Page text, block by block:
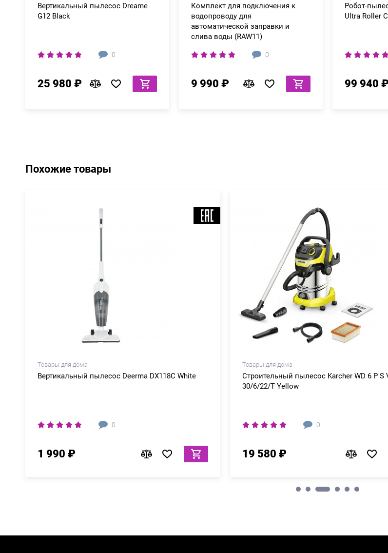
Вертикальный пылесос Dreame
G12 Black
0
25 980 ₽
Комплект для подключения к
водопроводу для
автоматической заправки и
слива воды (RAW11)
0
9 990 ₽
Робот-
Ultra Roller
99 940 ₽
Похожие товары
Товары для дома
Вертикальный пылесос Deerma DX118C White
0
1 990 ₽
Товары для дома
Строительный пылесос Karcher WD 6 P S
30/6/22/T Yellow
0
19 580 ₽